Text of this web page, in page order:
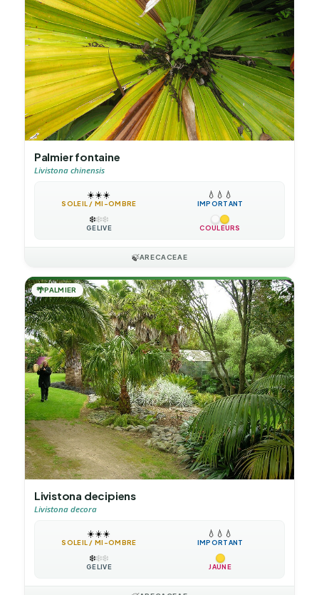
Palmier fontaine
Livistona chinensis
☀️☀️☀️
SOLEIL / MI-OMBRE
💧 💧 💧
IMPORTANT
❄️❄️❄️
GÉLIVE COULEURS
🍃ARECACEAE
🌴PALMIER
Livistona decipiens
Livistona decora
☀️☀️☀️
SOLEIL / MI-OMBRE
💧 💧 💧
IMPORTANT
❄️❄️❄️
GÉLIVE JAUNE